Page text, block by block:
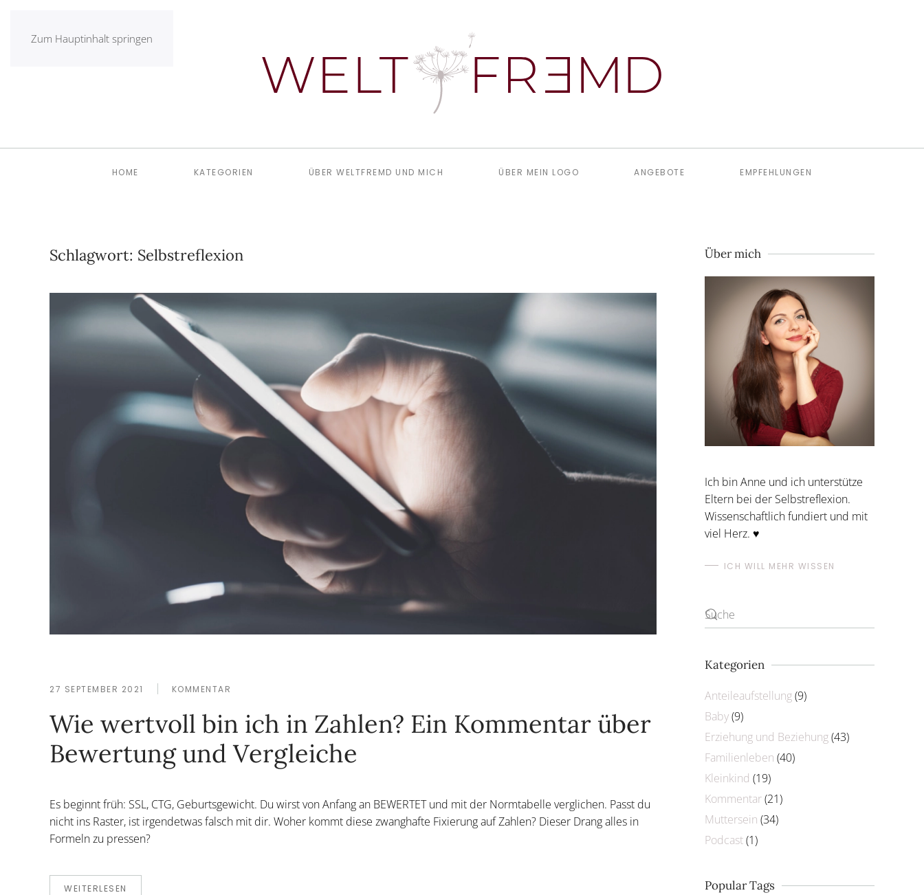
Zum Hauptinhalt springen
HOME KATEGORIEN ÜBER WELTFREMD UND MICH ÜBER MEIN LOGO ANGEBOTE EMPFEHLUNGEN
Schlagwort: Selbstreflexion
27 SEPTEMBER 2021 KOMMENTAR
Wie wertvoll bin ich in Zahlen? Ein Kommentar über
Bewertung und Vergleiche
Es beginnt früh: SSL, CTG, Geburtsgewicht. Du wirst von Anfang an BEWERTET und mit der Normtabelle verglichen. Passt du
nicht ins Raster, ist irgendetwas falsch mit dir. Woher kommt diese zwanghafte Fixierung auf Zahlen? Dieser Drang alles in
Formeln zu pressen?
WEITERLESEN
Über mich
Ich bin Anne und ich unterstütze
Eltern bei der Selbstreflexion.
Wissenschaftlich fundiert und mit
viel Herz. ♥
ICH WILL MEHR WISSEN
Kategorien
Anteileaufstellung(9)
Baby(9)
Erziehung und Beziehung(43)
Familienleben (40)
Kleinkind (19)
Kommentar(21)
Muttersein (34)
Podcast(1)
Popular Tags